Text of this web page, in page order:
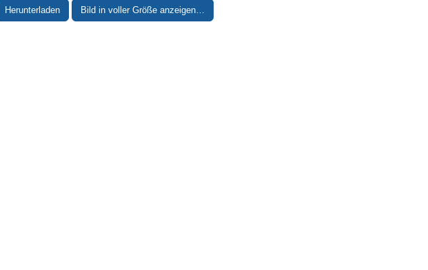
Herunterladen Bild in voller Größe anzeigen…